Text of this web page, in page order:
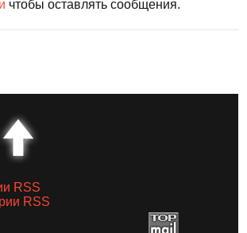
чтобы оставлять сообщения.
RSS
RSS